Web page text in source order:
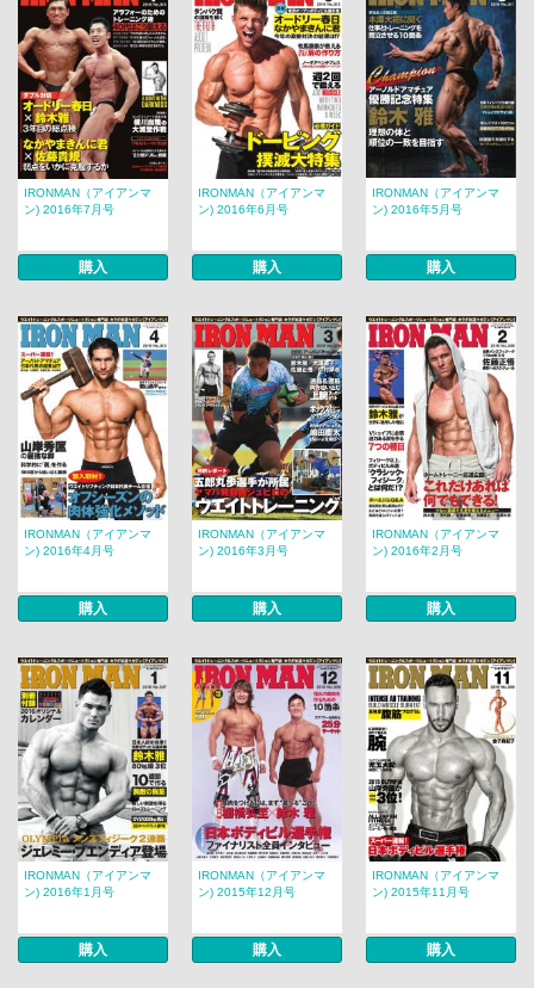
IRONMAN（アイアンマ
ン) 2016年7月号
購入
IRONMAN（アイアンマ
ン) 2016年6月号
購入
IRONMAN（アイアンマ
ン) 2016年5月号
購入
IRONMAN（アイアンマ
ン) 2016年4月号
購入
IRONMAN（アイアンマ
ン) 2016年3月号
購入
IRONMAN（アイアンマ
ン) 2016年2月号
購入
IRONMAN（アイアンマ
ン) 2016年1月号
購入
IRONMAN（アイアンマ
ン) 2015年12月号
購入
IRONMAN（アイアンマ
ン) 2015年11月号
購入